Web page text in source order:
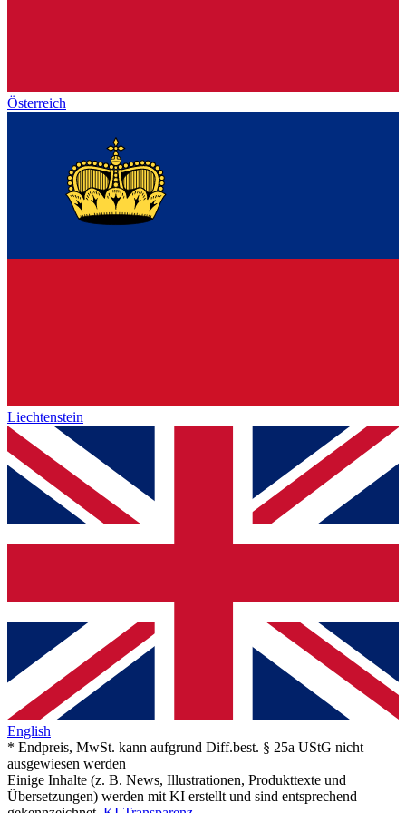
Österreich
Liechtenstein
English
* Endpreis, MwSt. kann aufgrund Diff.best. § 25a UStG nicht
ausgewiesen werden
Einige Inhalte (z. B. News, Illustrationen, Produkttexte und
Übersetzungen) werden mit KI erstellt und sind entsprechend